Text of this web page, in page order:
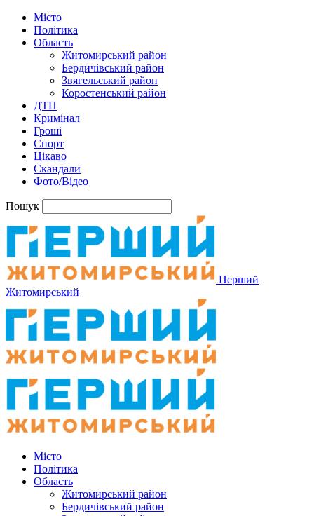
Місто
Політика
Область
Житомирський район
Бердичівський район
Звягельський район
Коростенський район
ДТП
Кримінал
Гроші
Спорт
Цікаво
Скандали
Фото/Відео
Пошук
Перший
Житомирський
Місто
Політика
Область
Житомирський район
Бердичівський район